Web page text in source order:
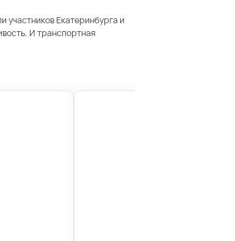
Екатеринбурга и
И транспортная